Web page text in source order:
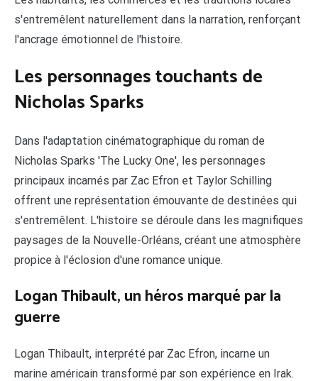
s'entremêlent naturellement dans la narration, renforçant
l'ancrage émotionnel de l'histoire.
Les personnages touchants de
Nicholas Sparks
Dans l'adaptation cinématographique du roman de
Nicholas Sparks 'The Lucky One', les personnages
principaux incarnés par Zac Efron et Taylor Schilling
offrent une représentation émouvante de destinées qui
s'entremêlent. L'histoire se déroule dans les magnifiques
paysages de la Nouvelle-Orléans, créant une atmosphère
propice à l'éclosion d'une romance unique.
Logan Thibault, un héros marqué par la
guerre
Logan Thibault, interprété par Zac Efron, incarne un
marine américain transformé par son expérience en Irak.